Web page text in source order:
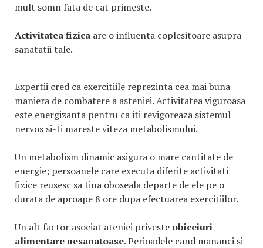
mult somn fata de cat primeste.
Activitatea fizica are o influenta coplesitoare asupra
sanatatii tale.
Expertii cred ca exercitiile reprezinta cea mai buna
maniera de combatere a asteniei. Activitatea viguroasa
este energizanta pentru ca iti revigoreaza sistemul
nervos si-ti mareste viteza metabolismului.
Un metabolism dinamic asigura o mare cantitate de
energie; persoanele care executa diferite activitati
fizice reusesc sa tina oboseala departe de ele pe o
durata de aproape 8 ore dupa efectuarea exercitiilor.
Un alt factor asociat ateniei priveste obiceiuri
alimentare nesanatoase. Perioadele cand mananci si